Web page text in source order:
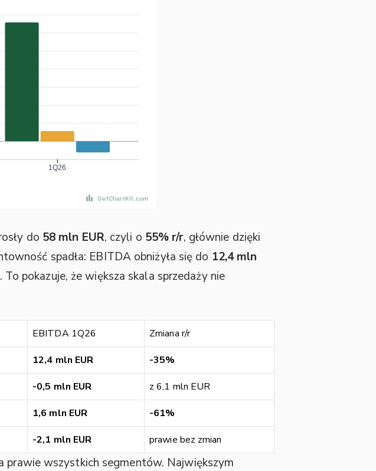
do 58 mln EUR, czyli o 55% r/r, głównie dzięki
spadła: EBITDA obniżyła się do 12,4 mln
. To pokazuje, że większa skala sprzedaży nie
EBITDA 1Q26 Zmiana r/r
12,4 mln EUR -35%
-0,5 mln EUR z 6,1 mln EUR
1,6 mln EUR -61%
-2,1 mln EUR prawie bez zmian
prawie wszystkich segmentów. Największym